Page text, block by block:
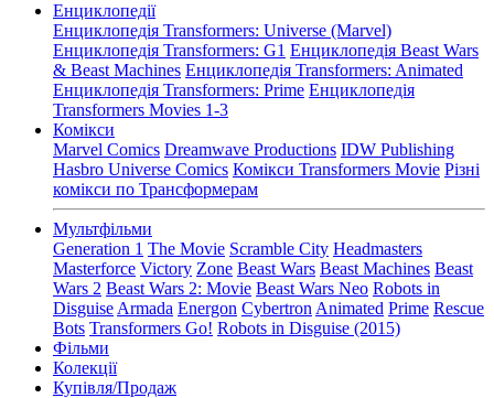
Енциклопедії
Енциклопедія Transformers: Universe (Marvel)
Енциклопедія Transformers: G1 Енциклопедія Beast Wars
& Beast Machines Енциклопедія Transformers: Animated
Енциклопедія Transformers: Prime Енциклопедія
Transformers Movies 1-3
Комікси
Marvel Comics Dreamwave Productions IDW Publishing
Hasbro Universe Comics Комікси Transformers Movie Різні
комікси по Трансформерам
Мультфільми
Generation 1 The Movie Scramble City Headmasters
Masterforce Victory Zone Beast Wars Beast Machines Beast
Wars 2 Beast Wars 2: Movie Beast Wars Neo Robots in
Disguise Armada Energon Cybertron Animated Prime Rescue
Bots Transformers Go! Robots in Disguise (2015)
Фільми
Колекції
Купівля/Продаж